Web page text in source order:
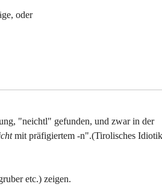
oder
"neichtl" gefunden, und zwar in der
mit präfigiertem -n".(Tirolisches
etc.) zeigen.